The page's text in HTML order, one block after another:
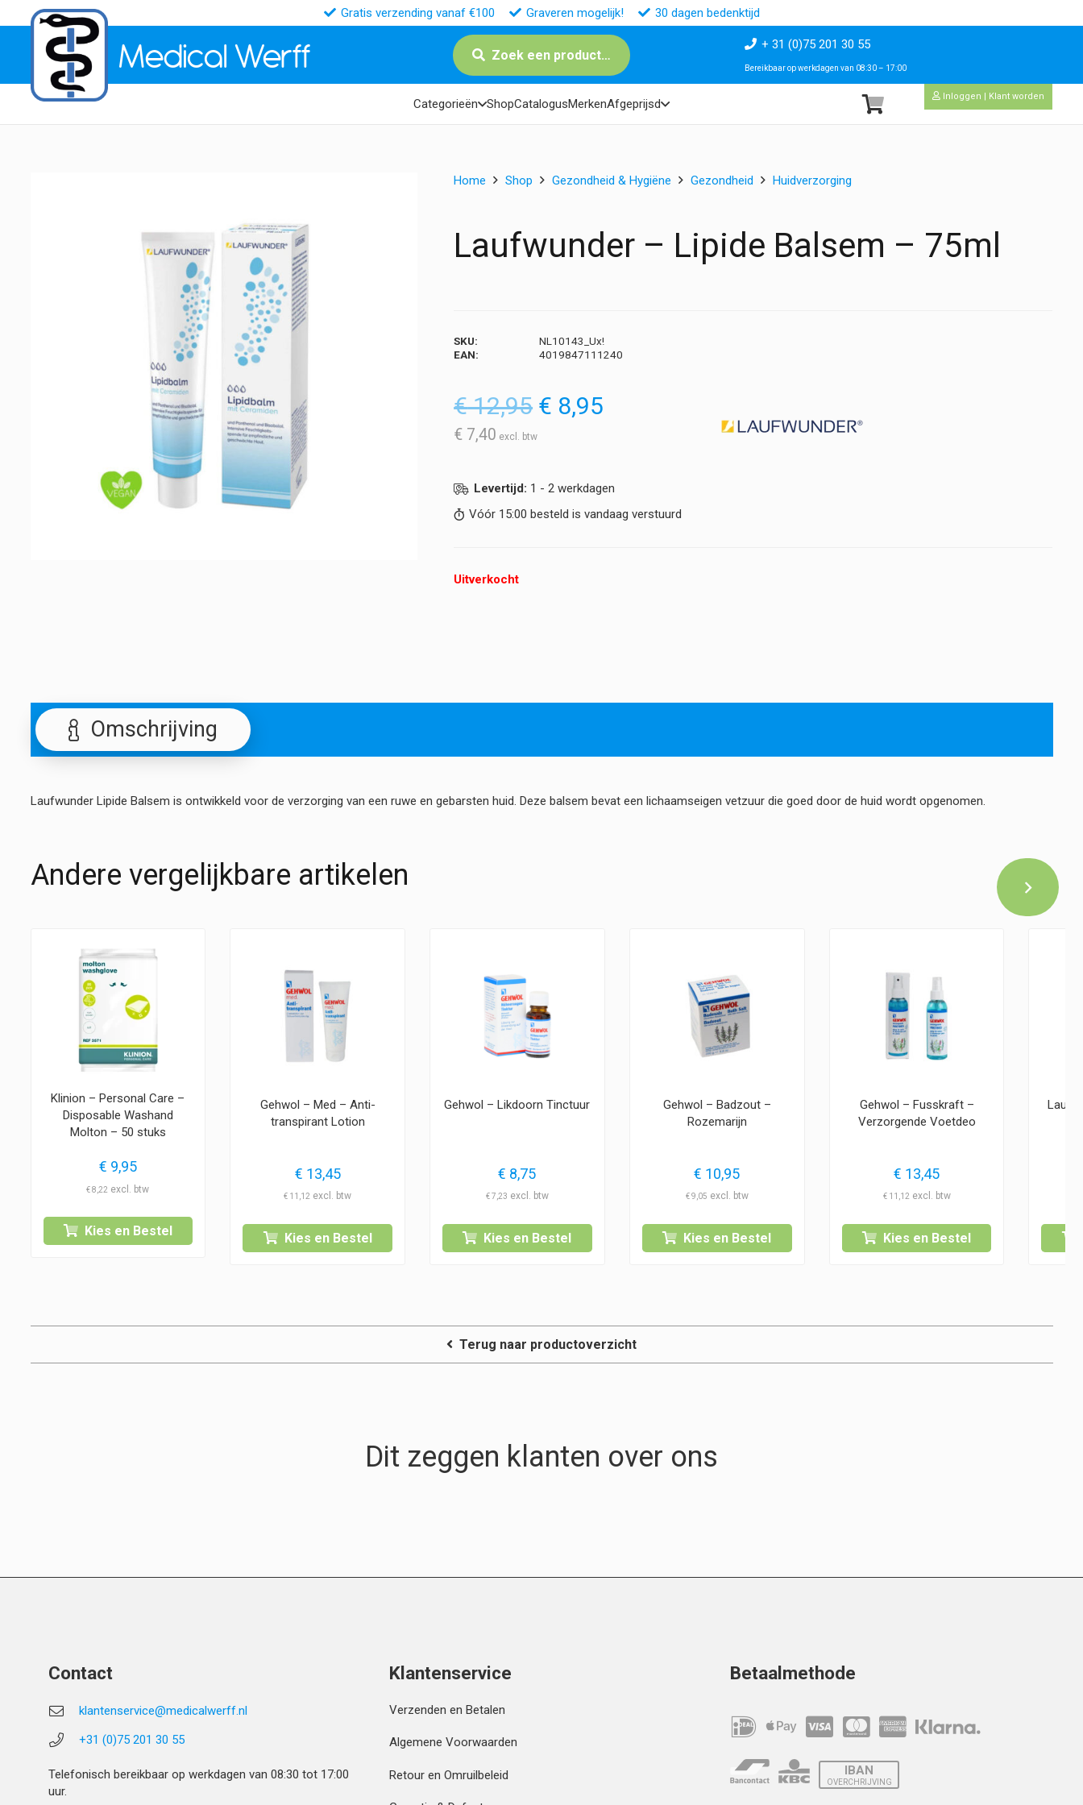
Gratis verzending vanaf €100 Graveren mogelijk! 30 dagen bedenktijd
MedicalWerff Zoek een product…
+ 31 (0)75 201 30 55
Bereikbaar op werkdagen van 08:30 – 17:00
Categorieën ShopCatalogusMerkenAfgeprijsd
Inloggen | Klant worden
Home Shop Gezondheid & Hygiëne Gezondheid Huidverzorging
Laufwunder – Lipide Balsem – 75ml
SKU:
NL10143_Ux!
EAN:
4019847111240
€12,95 Oorspronkelijke
prijs
€ 8,95
€ 7,40
Levertijd: 1 - 2 werkdagen
Vóór 15:00 besteld is vandaag verstuurd
Uitverkocht
Omschrijving
Laufwunder Lipide Balsem is ontwikkeld voor de verzorging van een ruwe en gebarsten huid. Deze balsem bevat een lichaamseigen vetzuur die goed door de huid wordt opgenomen.
Andere vergelijkbare artikelen
Klinion – Personal Care –
Disposable Washand
Molton – 50 stuks
€ 9,95
€8,22
Kies en Bestel
Gehwol – Med – Anti-
transpirant Lotion
€ 13,45
€ 11,12
Kies en Bestel
Gehwol – Likdoorn Tinctuur
€ 8,75
€7,23
Kies en Bestel
Gehwol – Badzout –
Rozemarijn
€ 10,95
€9,05
Kies en Bestel
Gehwol – Fusskraft –
Verzorgende Voetdeo
€ 13,45
€11,12
Kies en Bestel
Terug naar productoverzicht
Dit zeggen klanten over ons
Contact
klantenservice@medicalwerff.nl
+31 (0)75 201 30 55
Telefonisch bereikbaar op werkdagen van 08:30 tot 17:00
uur.
Klantenservice
Verzenden en Betalen
Algemene Voorwaarden
Retour en Omruilbeleid
Betaalmethode
IBAN
OVERCHRIJVING